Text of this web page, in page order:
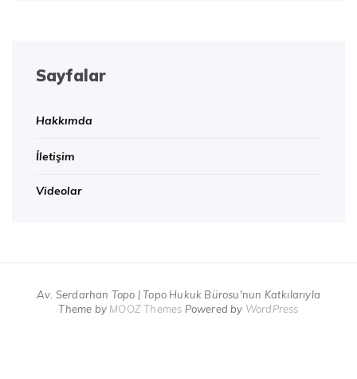
Sayfalar
Hakkımda
İletişim
Videolar
Av. Serdarhan Topo | Topo Hukuk Bürosu'nun Katkılarıyla
Theme by MOOZ Themes Powered by WordPress